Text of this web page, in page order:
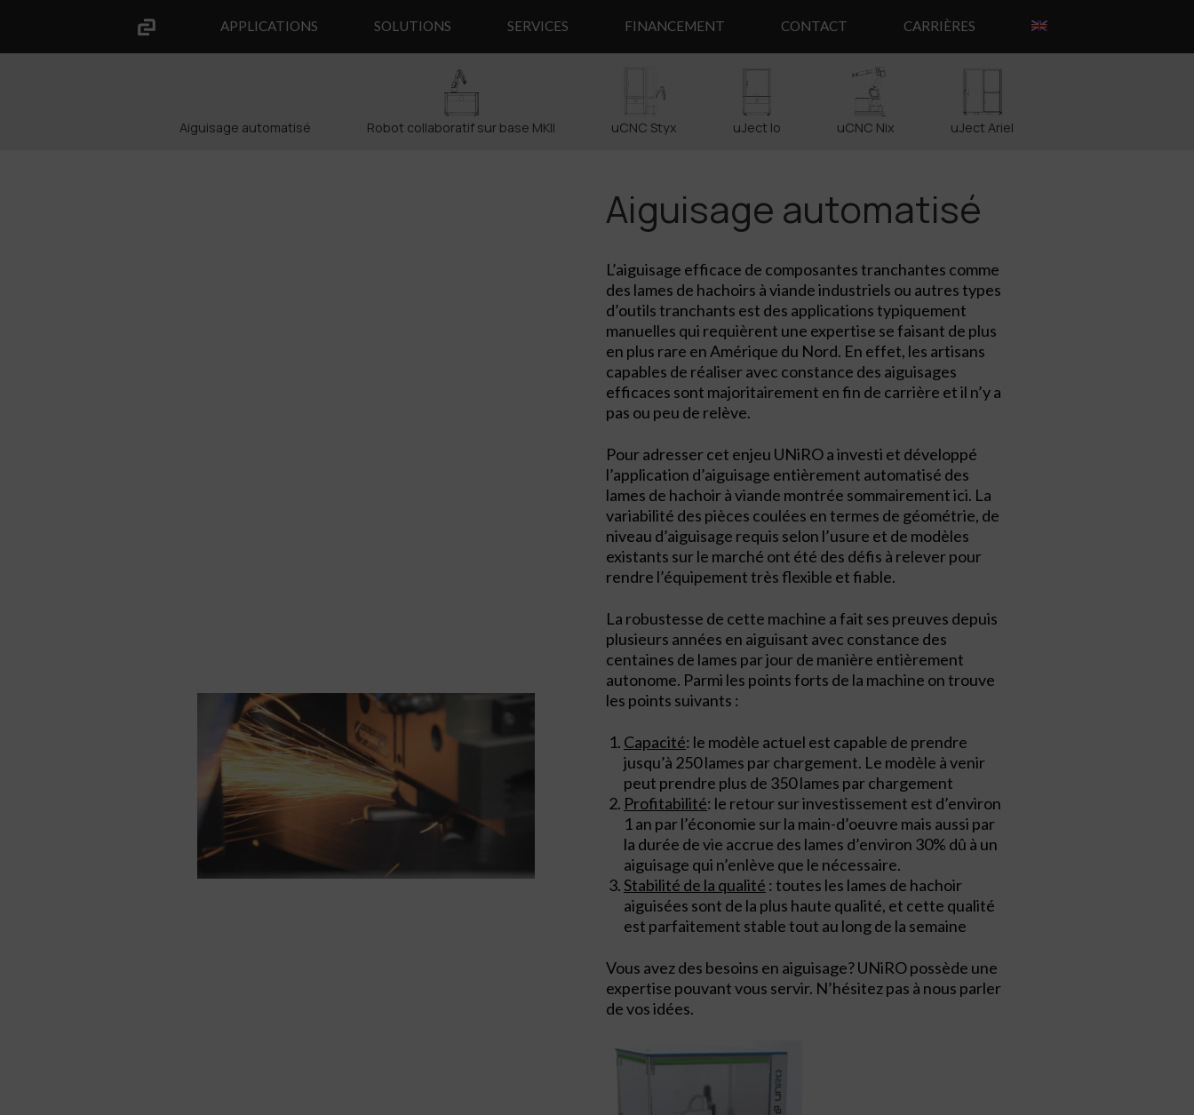
APPLICATIONS SOLUTIONS SERVICES FINANCEMENT CONTACT CARRIÈRES
Aiguisage automatisé Robot collaboratif sur base MKII uCNC Styx uJect Io uCNC Nix uJect Ariel
Aiguisage automatisé
L’aiguisage efficace de composantes tranchantes comme
des lames de hachoirs à viande industriels ou autres types
d’outils tranchants est des applications typiquement
manuelles qui requièrent une expertise se faisant de plus
en plus rare en Amérique du Nord. En effet, les artisans
capables de réaliser avec constance des aiguisages
efficaces sont majoritairement en fin de carrière et il n’y a
pas ou peu de relève.
Pour adresser cet enjeu UNiRO a investi et développé
l’application d’aiguisage entièrement automatisé des
lames de hachoir à viande montrée sommairement ici. La
variabilité des pièces coulées en termes de géométrie, de
niveau d’aiguisage requis selon l’usure et de modèles
existants sur le marché ont été des défis à relever pour
rendre l’équipement très flexible et fiable.
La robustesse de cette machine a fait ses preuves depuis
plusieurs années en aiguisant avec constance des
centaines de lames par jour de manière entièrement
autonome. Parmi les points forts de la machine on trouve
les points suivants :
Capacité: le modèle actuel est capable de prendre
jusqu’à 250 lames par chargement. Le modèle à venir
peut prendre plus de 350 lames par chargement
Profitabilité: le retour sur investissement est d’environ
1 an par l’économie sur la main-d’oeuvre mais aussi par
la durée de vie accrue des lames d’environ 30% dû à un
aiguisage qui n’enlève que le nécessaire.
Stabilité de la qualité : toutes les lames de hachoir
aiguisées sont de la plus haute qualité, et cette qualité
est parfaitement stable tout au long de la semaine
Vous avez des besoins en aiguisage? UNiRO possède une
expertise pouvant vous servir. N’hésitez pas à nous parler
de vos idées.